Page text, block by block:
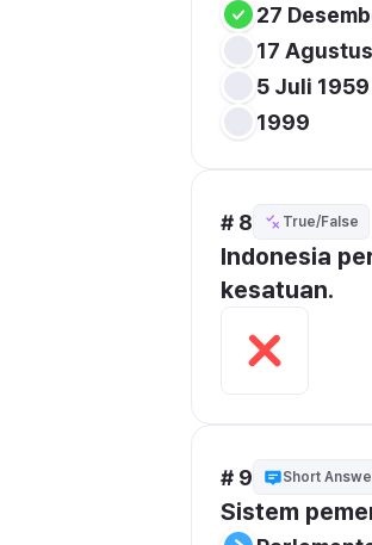
27
17
5 Juli 1959
1999
# 8 True/False
Indonesia
kesatuan.
# 9 Short
Sistem